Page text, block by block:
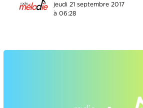
jeudi 21 septembre 2017
à 06:28